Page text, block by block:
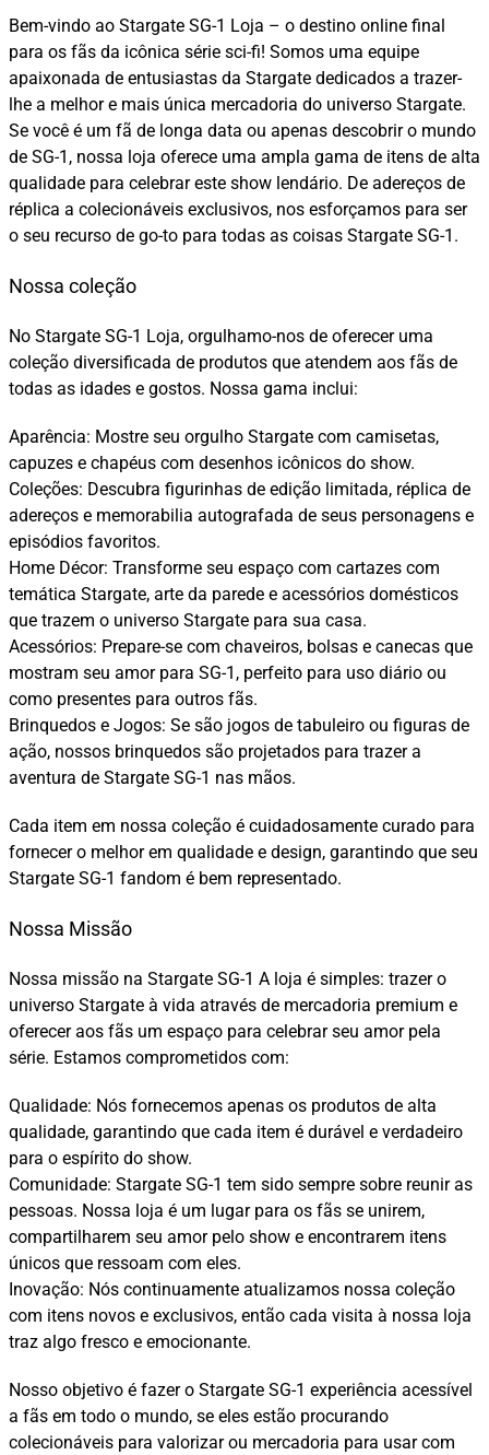
Bem-vindo ao Stargate SG-1 Loja – o destino online final
para os fãs da icônica série sci-fi! Somos uma equipe
apaixonada de entusiastas da Stargate dedicados a trazer-
lhe a melhor e mais única mercadoria do universo Stargate.
Se você é um fã de longa data ou apenas descobrir o mundo
de SG-1, nossa loja oferece uma ampla gama de itens de alta
qualidade para celebrar este show lendário. De adereços de
réplica a colecionáveis exclusivos, nos esforçamos para ser
o seu recurso de go-to para todas as coisas Stargate SG-1.
Nossa coleção
No Stargate SG-1 Loja, orgulhamo-nos de oferecer uma
coleção diversificada de produtos que atendem aos fãs de
todas as idades e gostos. Nossa gama inclui:
Aparência: Mostre seu orgulho Stargate com camisetas,
capuzes e chapéus com desenhos icônicos do show.
Coleções: Descubra figurinhas de edição limitada, réplica de
adereços e memorabilia autografada de seus personagens e
episódios favoritos.
Home Décor: Transforme seu espaço com cartazes com
temática Stargate, arte da parede e acessórios domésticos
que trazem o universo Stargate para sua casa.
Acessórios: Prepare-se com chaveiros, bolsas e canecas que
mostram seu amor para SG-1, perfeito para uso diário ou
como presentes para outros fãs.
Brinquedos e Jogos: Se são jogos de tabuleiro ou figuras de
ação, nossos brinquedos são projetados para trazer a
aventura de Stargate SG-1 nas mãos.
Cada item em nossa coleção é cuidadosamente curado para
fornecer o melhor em qualidade e design, garantindo que seu
Stargate SG-1 fandom é bem representado.
Nossa Missão
Nossa missão na Stargate SG-1 A loja é simples: trazer o
universo Stargate à vida através de mercadoria premium e
oferecer aos fãs um espaço para celebrar seu amor pela
série. Estamos comprometidos com:
Qualidade: Nós fornecemos apenas os produtos de alta
qualidade, garantindo que cada item é durável e verdadeiro
para o espírito do show.
Comunidade: Stargate SG-1 tem sido sempre sobre reunir as
pessoas. Nossa loja é um lugar para os fãs se unirem,
compartilharem seu amor pelo show e encontrarem itens
únicos que ressoam com eles.
Inovação: Nós continuamente atualizamos nossa coleção
com itens novos e exclusivos, então cada visita à nossa loja
traz algo fresco e emocionante.
Nosso objetivo é fazer o Stargate SG-1 experiência acessível
a fãs em todo o mundo, se eles estão procurando
colecionáveis para valorizar ou mercadoria para usar com